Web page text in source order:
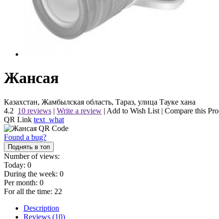
Жансая
Казахстан, Жамбылская область, Тараз, улица Тауке хана
4.2 10 reviews | Write a review | Add to Wish List | Compare this
QR Link text_what
Found a bug?
Поднять в топ
Number of views:
Today: 0
During the week: 0
Per month: 0
For all the time: 22
Description
Reviews (10)